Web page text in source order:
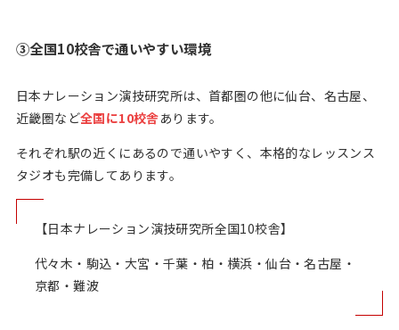
③全国10校舎で通いやすい環境
日本ナレーション演技研究所は、首都圏の他に仙台、名古屋、
近畿圏など全国に10校舎あります。
それぞれ駅の近くにあるので通いやすく、本格的なレッスンス
タジオも完備してあります。
【日本ナレーション演技研究所全国10校舎】
代々木・駒込・大宮・千葉・柏・横浜・仙台・名古屋・
京都・難波